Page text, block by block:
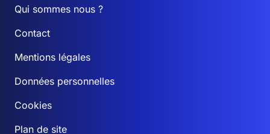
Qui sommes nous ?
Contact
Mentions légales
Données personnelles
Cookies
Plan de site